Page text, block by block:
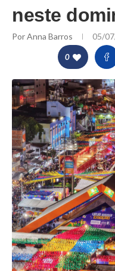
neste
PorAnna Barros 05/
0